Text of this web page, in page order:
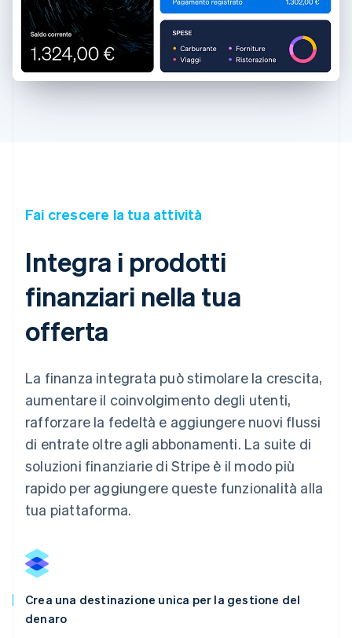
Fai crescere la tua attività
Integra i prodotti
finanziari nella tua
offerta
La finanza integrata può stimolare la crescita,
aumentare il coinvolgimento degli utenti,
rafforzare la fedeltà e aggiungere nuovi flussi
di entrate oltre agli abbonamenti. La suite di
soluzioni finanziarie di Stripe è il modo più
rapido per aggiungere queste funzionalità alla
tua piattaforma.
Crea una destinazione unica per la gestione del
denaro